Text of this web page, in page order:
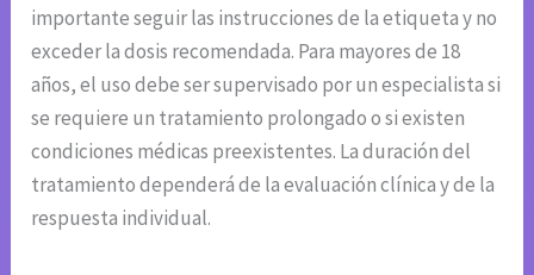
importante seguir las instrucciones de la etiqueta y no
exceder la dosis recomendada. Para mayores de 18
años, el uso debe ser supervisado por un especialista si
se requiere un tratamiento prolongado o si existen
condiciones médicas preexistentes. La duración del
tratamiento dependerá de la evaluación clínica y de la
respuesta individual.